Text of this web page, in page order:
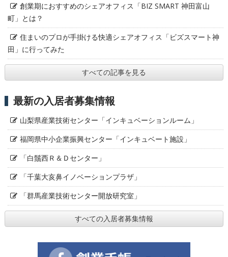
創業期におすすめのシェアオフィス「BIZ SMART 神田富山
町」とは？
住まいのプロが手掛ける快適シェアオフィス「ビズスマート神
田」に行ってみた
すべての記事を見る
最新の入居者募集情報
山梨県産業技術センター「インキュベーションルーム」
福岡県中小企業振興センター「インキュベート施設」
「白鬚西Ｒ＆Ｄセンター」
「千葉大亥鼻イノベーションプラザ」
「群馬産業技術センター開放研究室」
すべての入居者募集情報